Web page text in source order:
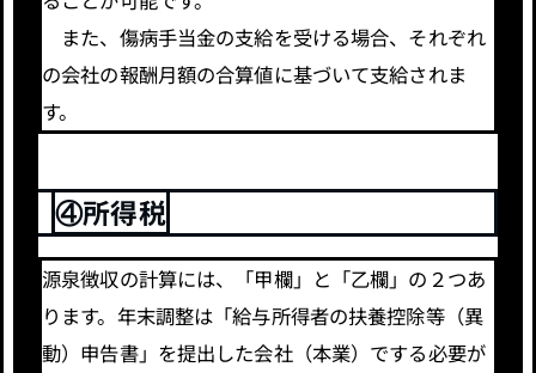
また、傷病手当金の支給を受ける場合、それぞれ
の会社の報酬月額の合算値に基づいて支給されま
す。
④所得税
源泉徴収の計算には、「甲欄」と「乙欄」の２つあ
ります。年末調整は「給与所得者の扶養控除等（異
動）申告書」を提出した会社（本業）でする必要が